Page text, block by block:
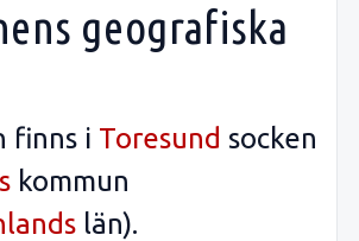
geografiska
finns i Toresund socken
kommun
län).